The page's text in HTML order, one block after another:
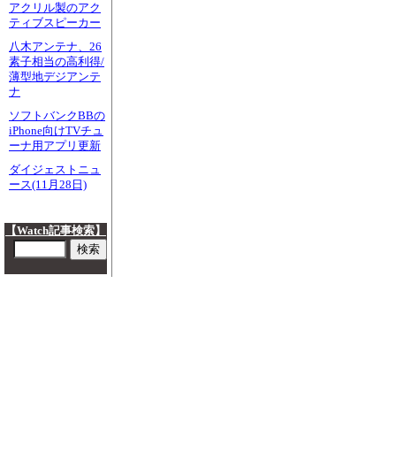
アクリル製のアク
ティブスピーカー
八木アンテナ、26
素子相当の高利得/
薄型地デジアンテ
ナ
ソフトバンクBBの
iPhone向けTVチュ
ーナ用アプリ更新
ダイジェストニュ
ース(11月28日)
【Watch記事検索】